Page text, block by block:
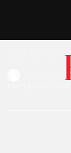
Donne e
più le